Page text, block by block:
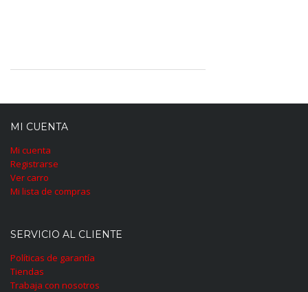
MI CUENTA
Mi cuenta
Registrarse
Ver carro
Mi lista de compras
SERVICIO AL CLIENTE
Políticas de garantía
Tiendas
Trabaja con nosotros